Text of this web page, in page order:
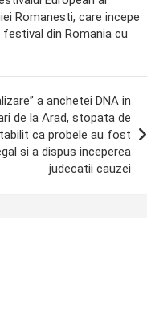
Romanesti, care incepe
din Romania cu
a anchetei DNA in
de la Arad, stopata de
ca probele au fost
si a dispus inceperea
judecatii cauzei